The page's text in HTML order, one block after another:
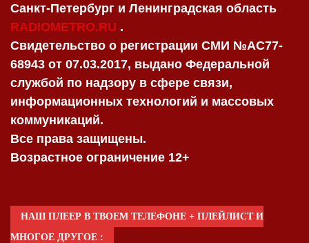
Санкт-Петербург и Ленинградская область
RADIOMETRO.RU .
Свидетельство о регистрации СМИ №AC77-
68943 от 07.03.2017, выдано Федеральной
службой по надзору в сфере связи,
информационных технологий и массовых
коммуникаций.
Все права защищены.
Возрастное ограничение 12+
НАШ ПЛЕЕР В ТВОЕМ ТЕЛЕФОНЕ + ПЛЕЙЛИСТ И
МНОГОЕ ДРУГОЕ :